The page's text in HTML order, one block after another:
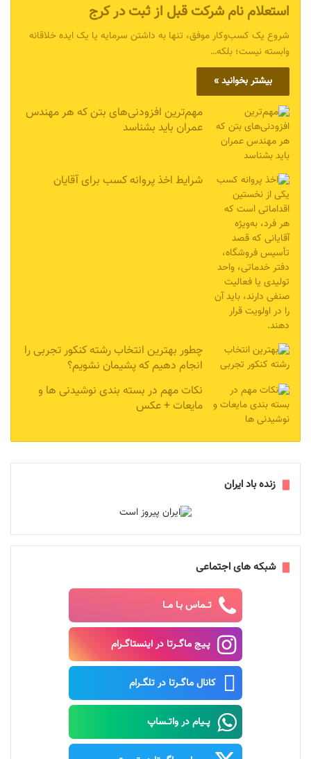
استعلام نام شرکت قبل از ثبت در کرج
شروع یک کسب‌وکار موفق، تنها به داشتن سرمایه یا یک ایده خلاقانه
وابسته نیست؛ بلکه…
بیشتر بخوانید »
مهم‌ترین افزودنی‌های بتن که هر مهندس
عمران باید بشناسد
شرایط اخذ پروانه کسب برای آقایان
چطور بهترین انتخاب رشته کنکور تجربی را
انجام دهیم که پشیمان نشویم؟
نکات مهم در بسته بندی نوشیدنی ها و
مایعات + عکس
زنده باد ایران
شبکه های اجتماعی
تــماس بـا مــا
پـیـج ماگــرتا در اینستاگــرام
کانال ماگــرتا در تلگــرام
پــیام در واتــساپ